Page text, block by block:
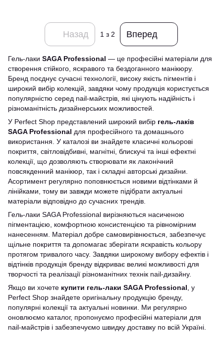
Назад 1 з 2 Вперед
Гель-лаки SAGA Professional — це професійні матеріали для
створення стійкого, яскравого та бездоганного манікюру.
Бренд поєднує сучасні технології, високу якість пігментів і
широкий вибір колекцій, завдяки чому продукція користується
популярністю серед nail-майстрів, які цінують надійність і
різноманітність дизайнерських можливостей.
У Perfect Shop представлений широкий вибір гель-лаків
SAGA Professional для професійного та домашнього
використання. У каталозі ви знайдете класичні кольорові
покриття, світловідбивні, магнітні, блискучі та інші ефектні
колекції, що дозволяють створювати як лаконічний
повсякденний манікюр, так і складні авторські дизайни.
Асортимент регулярно поповнюється новими відтінками й
лінійками, тому ви завжди можете підібрати актуальні
матеріали відповідно до сучасних трендів.
Гель-лаки SAGA Professional вирізняються насиченою
пігментацією, комфортною консистенцією та рівномірним
нанесенням. Матеріал добре самовирівнюється, забезпечує
щільне покриття та допомагає зберігати яскравість кольору
протягом тривалого часу. Завдяки широкому вибору ефектів і
відтінків продукція бренду відкриває великі можливості для
творчості та реалізації різноманітних технік nail-дизайну.
Якщо ви хочете купити гель-лаки SAGA Professional , у
Perfect Shop знайдете оригінальну продукцію бренду,
популярні колекції та актуальні новинки. Ми регулярно
оновлюємо каталог, пропонуємо професійні матеріали для
nail-майстрів і забезпечуємо швидку доставку по всій Україні.